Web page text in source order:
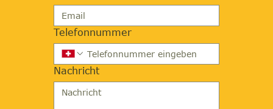
Telefonnummer
Nachricht